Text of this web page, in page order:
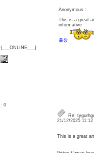
{___ONLINE___}
Anonymous :
This is a great
informative
출장
: 0
Re:
21/12/2025
This is a great